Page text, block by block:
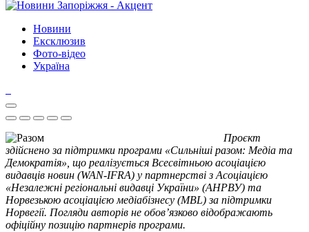
Новини
Ексклюзив
Фото-відео
Україна
Проєкт
здійснено за підтримки програми «Сильніші разом: Медіа та
Демократія», що реалізується Всесвітньою асоціацією
видавців новин (WAN-IFRA) у партнерстві з Асоціацією
«Незалежні регіональні видавці України» (АНРВУ) та
Норвезькою асоціацією медіабізнесу (MBL) за підтримки
Норвегії. Погляди авторів не обов’язково відображають
офіційну позицію партнерів програми.